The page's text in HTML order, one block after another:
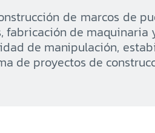
de marcos de
fabricación de maquinaria
de manipulación,
de proyectos de